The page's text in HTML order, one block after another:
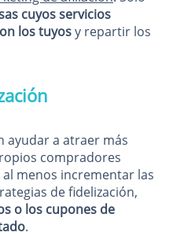
cuyos servicios
los tuyosy repartir los
ayudar a atraer más
compradores
menos incrementar las
de fidelización,
o los cupones de
.